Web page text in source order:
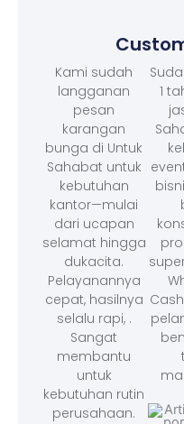
Kami sudah
langganan
pesan
karangan
bunga di Untuk
Sahabat untuk
kebutuhan
kantor—mulai
dari ucapan
selamat hingga
dukacita.
Pelayanannya
cepat, hasilnya
selalu rapi, .
Sangat
membantu
untuk
kebutuhan rutin
perusahaan.
1